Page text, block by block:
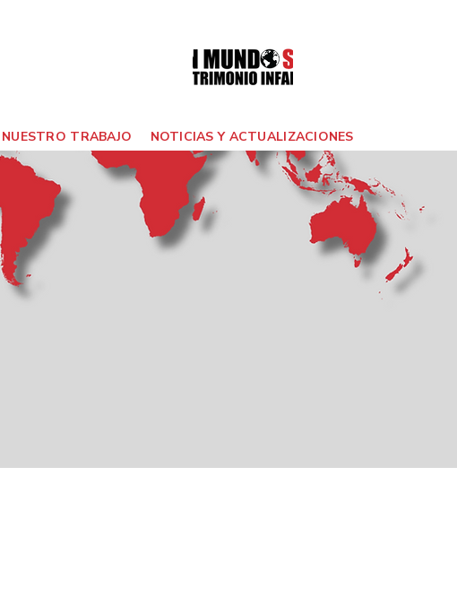
NUESTRO TRABAJO NOTICIAS Y ACTUALIZACIONES